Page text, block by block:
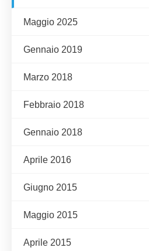
Maggio 2025
Gennaio 2019
Marzo 2018
Febbraio 2018
Gennaio 2018
Aprile 2016
Giugno 2015
Maggio 2015
Aprile 2015